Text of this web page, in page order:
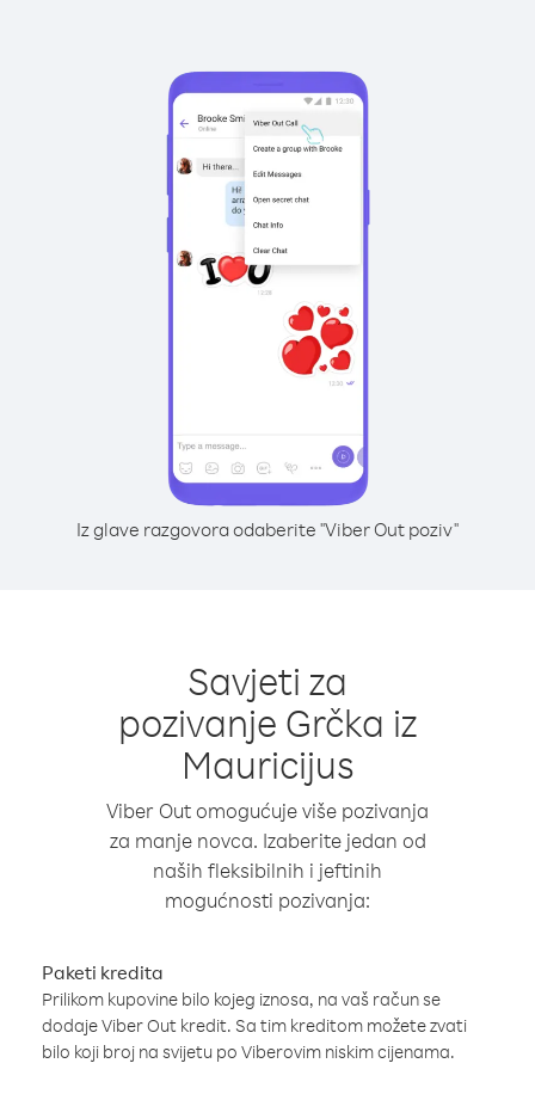
Iz glave razgovora odaberite "Viber Out poziv"
Savjeti za
pozivanje Grčka iz
Mauricijus
Viber Out omogućuje više pozivanja
za manje novca. Izaberite jedan od
naših fleksibilnih i jeftinih
mogućnosti pozivanja:
Paketi kredita
Prilikom kupovine bilo kojeg iznosa, na vaš račun se
dodaje Viber Out kredit. Sa tim kreditom možete zvati
bilo koji broj na svijetu po Viberovim niskim cijenama.